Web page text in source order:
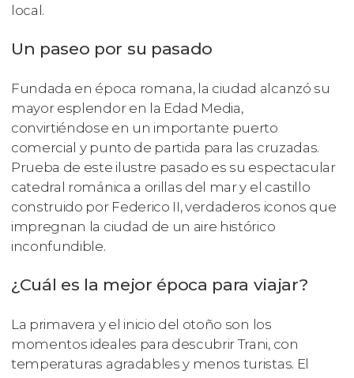
local.
Un paseo por su pasado
Fundada en época romana, la ciudad alcanzó su
mayor esplendor en la Edad Media,
convirtiéndose en un importante puerto
comercial y punto de partida para las cruzadas.
Prueba de este ilustre pasado es su espectacular
catedral románica a orillas del mar y el castillo
construido por Federico II, verdaderos iconos que
impregnan la ciudad de un aire histórico
inconfundible.
¿Cuál es la mejor época para viajar?
La primavera y el inicio del otoño son los
momentos ideales para descubrir Trani, con
temperaturas agradables y menos turistas. El